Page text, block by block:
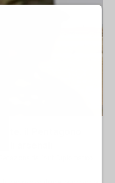
il Pentagono
arsenali